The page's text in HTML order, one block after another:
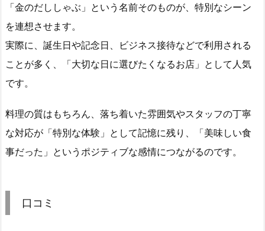
「金のだししゃぶ」という名前そのものが、特別なシーン
を連想させます。
実際に、誕生日や記念日、ビジネス接待などで利用される
ことが多く、「大切な日に選びたくなるお店」として人気
です。
料理の質はもちろん、落ち着いた雰囲気やスタッフの丁寧
な対応が「特別な体験」として記憶に残り、「美味しい食
事だった」というポジティブな感情につながるのです。
口コミ